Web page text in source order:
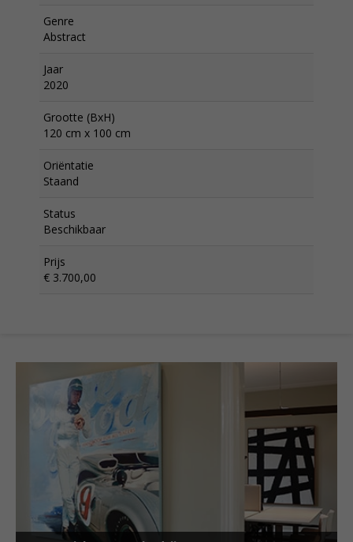
Genre
Abstract
Jaar
2020
Grootte (BxH)
120 cm x 100 cm
Oriëntatie
Staand
Status
Beschikbaar
Prijs
€ 3.700,00